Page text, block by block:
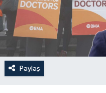
Paylaş